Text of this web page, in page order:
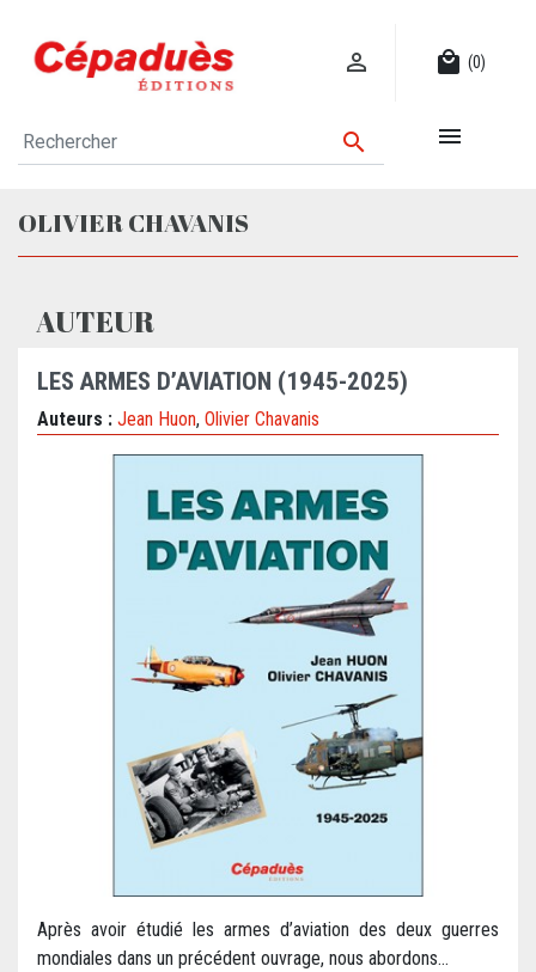
 local_mall (0)
 
OLIVIER CHAVANIS
AUTEUR
LES ARMES D’AVIATION (1945-2025)
Auteurs : Jean Huon, Olivier Chavanis
Après avoir étudié les armes d’aviation des deux guerres
mondiales dans un précédent ouvrage, nous abordons...